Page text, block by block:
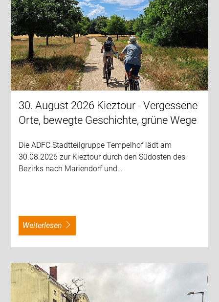
30. August 2026 Kieztour - Vergessene
Orte, bewegte Geschichte, grüne Wege
Die ADFC Stadtteilgruppe Tempelhof lädt am
30.08.2026 zur Kieztour durch den Südosten des
Bezirks nach Mariendorf und…
weiterlesen